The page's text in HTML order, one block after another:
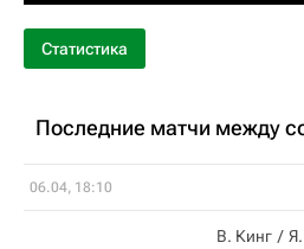
Статистика
Последние матчи между
06.04, 18:10
В. Кинг